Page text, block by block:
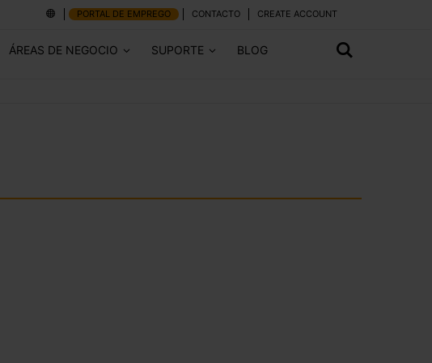
PORTAL DE EMPREGO CONTACTO CREATE ACCOUNT
ÁREAS DE NEGOCIO SUPORTE BLOG